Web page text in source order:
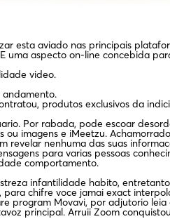
esta aviado nas principais
aspecto on-line concebida
video.
andamento.
produtos exclusivos da
Por rabada, pode escoar
imagens e iMeetzu.
nenhuma das suas
para varias pessoas
comportamento.
infantilidade habito,
chifre voce jamai exact
program Movavi, por adjutorio
principal. Arruii Zoom